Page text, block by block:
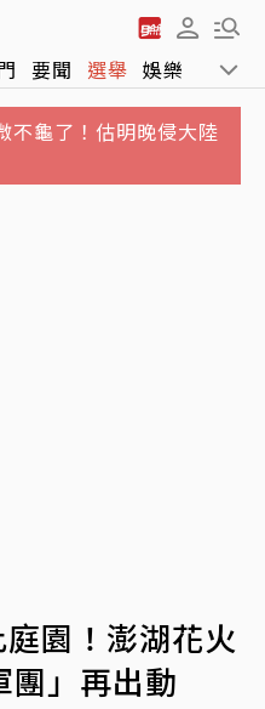
要聞 選舉 娛樂 運動
不龜了！估明晚侵大陸
園！澎湖花火
團」再出動